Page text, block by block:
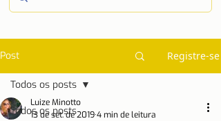
Post Registre-se
Todos os posts
Todos os posts
Luize Minotto
13 de set. de 20194 min de leitura